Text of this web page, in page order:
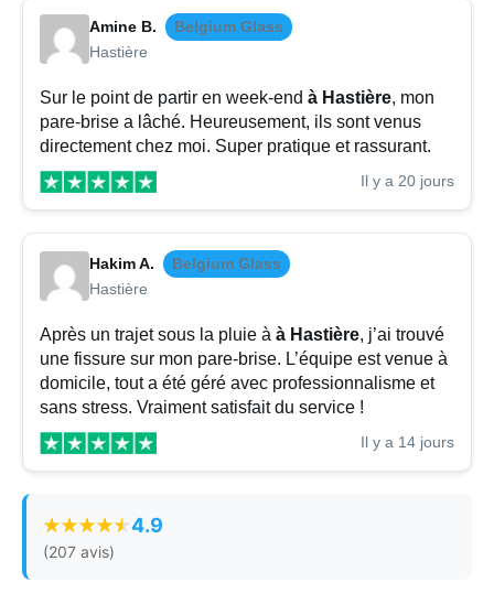
Amine B.
Belgium Glass
Hastière
Sur le point de partir en week-end à Hastière, mon
pare-brise a lâché. Heureusement, ils sont venus
directement chez moi. Super pratique et rassurant.
Il y a 20 jours
Hakim A.
Belgium Glass
Hastière
Après un trajet sous la pluie à à Hastière, j’ai trouvé
une fissure sur mon pare-brise. L’équipe est venue à
domicile, tout a été géré avec professionnalisme et
sans stress. Vraiment satisfait du service !
Il y a 14 jours
4.9
(207 avis)